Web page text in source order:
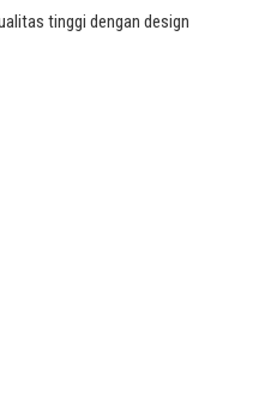
tinggi dengan design